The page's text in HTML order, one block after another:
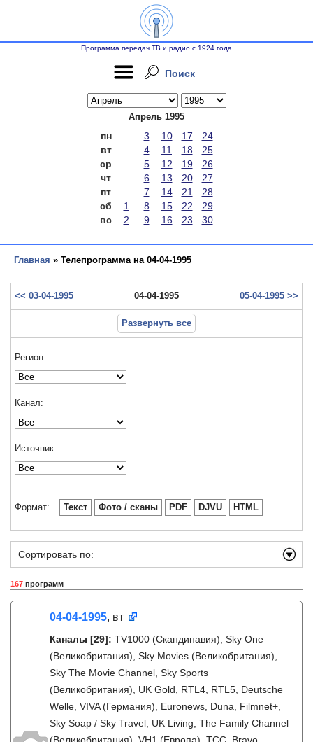
Программа передач ТВ и радио с 1924 года
Поиск
Апрель 1995
пн 3 10 17
24
вт
4 11 18
25
ср
5 12 19
26
чт
6 13 20
27
пт
7 14 21
28
сб
1 8 15 22
29
вс
2 9 16 23 30
Главная » Телепрограмма на 04-04-1995
<< 03-04-1995 04-04-1995 05-04-1995 >>
Развернуть все
Регион:
Канал:
Источник:
Формат: Текст Фото / сканы PDF DJVU HTML
Сортировать по:
167 программ
04-04-1995, вт
Каналы [29]: TV1000 (Скандинавия), Sky One
(Великобритания), Sky Movies (Великобритания),
Sky The Movie Channel, Sky Sports
(Великобритания), UK Gold, RTL4, RTL5, Deutsche
Welle, VIVA (Германия), Euronews, Duna, Filmnet+,
Sky Soap / Sky Travel, UK Living, The Family Channel